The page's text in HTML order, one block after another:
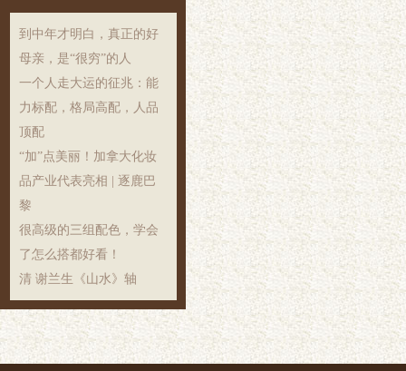
到中年才明白，真正的好
母亲，是“很穷”的人
一个人走大运的征兆：能
力标配，格局高配，人品
顶配
“加”点美丽！加拿大化妆
品产业代表亮相 | 逐鹿巴
黎
很高级的三组配色，学会
了怎么搭都好看！
清 谢兰生《山水》轴